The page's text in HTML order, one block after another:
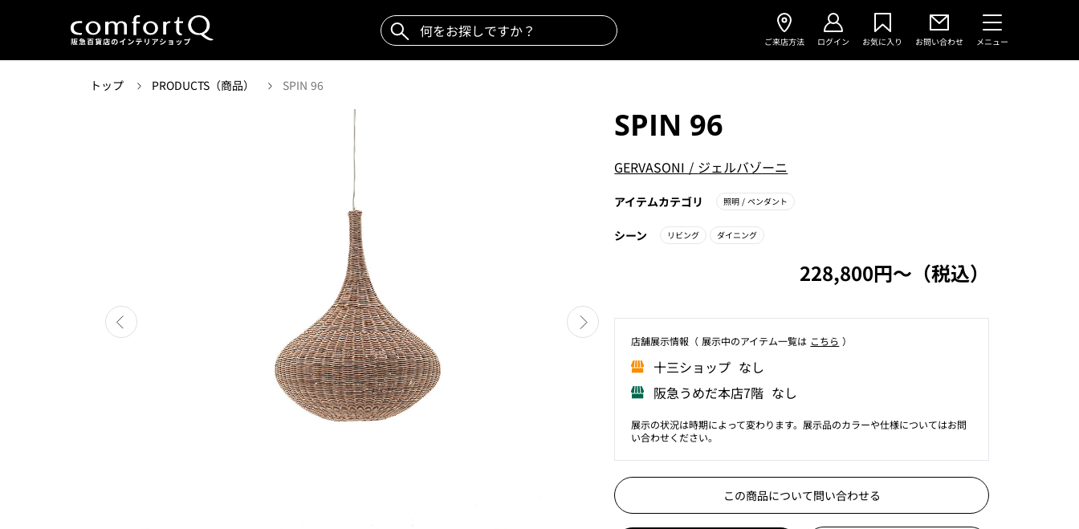
ご来店方法 ログイン お気に入り お問い合わせ メニュー
トップ PRODUCTS（商品） SPIN 96
SPIN 96
GERVASONI / ジェルバゾーニ
アイテムカテゴリ 照明/ ペンダント
シーン リビング ダイニング
228,800円〜（税込）
店舗展⽰情報（ 展⽰中のアイテム⼀覧は こちら ）
⼗三ショップ なし
阪急うめだ本店7階 なし
展示の状況は時期によって変わります。展示品のカラーや仕様についてはお問
い合わせください。
この商品について問い合わせる